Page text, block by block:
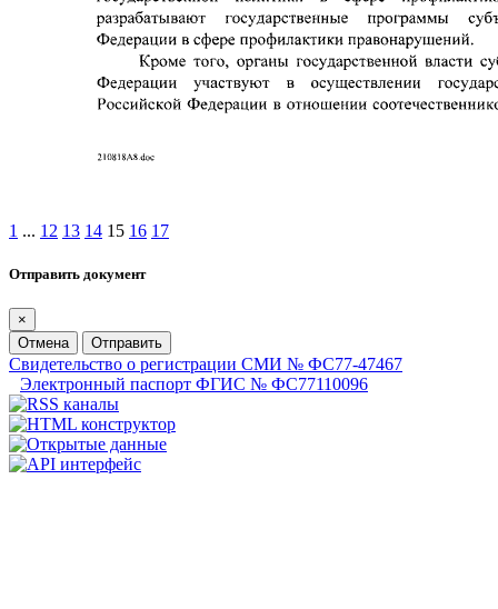
1 ... 12 13 14 15 16 17
Отправить документ
×
Отмена
Отправить
Свидетельство о регистрации СМИ № ФС77-47467
Электронный паспорт ФГИС № ФС77110096